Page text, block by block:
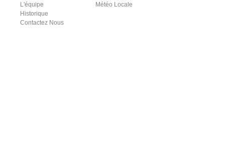
L'équipe
Historique
Contactez Nous
Météo Locale